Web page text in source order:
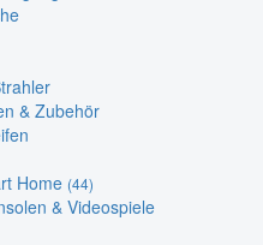
& Zubehör
Home (44)
& Videospiele